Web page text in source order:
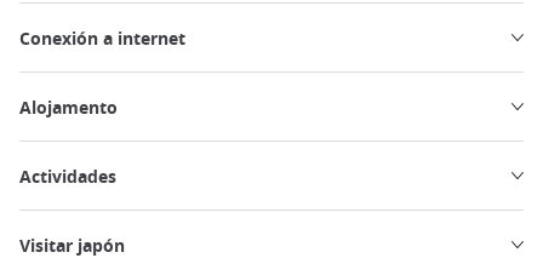
Conexión a internet
Alojamento
Actividades
Visitar japón